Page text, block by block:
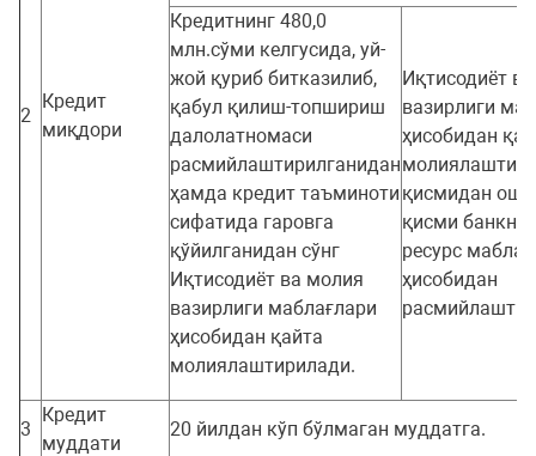
2
Кредит
миқдори
Кредитнинг 480,0
млн.сўми келгусида, уй-
жой қуриб битказилиб,
қабул қилиш-топшириш
далолатномаси
расмийлаштирилганидан
ҳамда кредит таъминоти
сифатида гаровга
қўйилганидан сўнг
Иқтисодиёт ва молия
вазирлиги маблағлари
ҳисобидан қайта
молиялаштирилади.
Иқтисодиёт
вазирлиги
ҳисобидан
қисмидан
қисми
ресурс
ҳисобидан
3
Кредит
муддати
20 йилдан кўп бўлмаган муддатга.